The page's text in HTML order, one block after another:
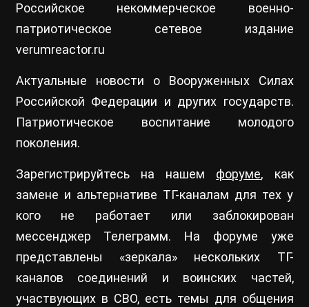
Российское некоммерческое военно-
патриотическое сетевое издание
verumreactor.ru
Актуальные новости о Вооруженных Силах
Российской Федерации и других государств.
Патриотическое воспитание молодого
поколения.
Зарегистрируйтесь на нашем форуме, как
замене и альтернативе ТГ-каналам для тех у
кого не работает или заблокирован
мессенджер Телеграмм. На форуме уже
представлены «зеркала» нескольких ТГ-
каналов соединений и воинских частей,
участвующих в СВО, есть темы для общения